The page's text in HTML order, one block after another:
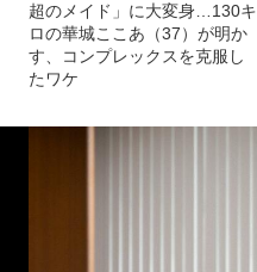
超のメイド」に大変身…130キ
ロの華城ここあ（37）が明か
す、コンプレックスを克服し
たワケ